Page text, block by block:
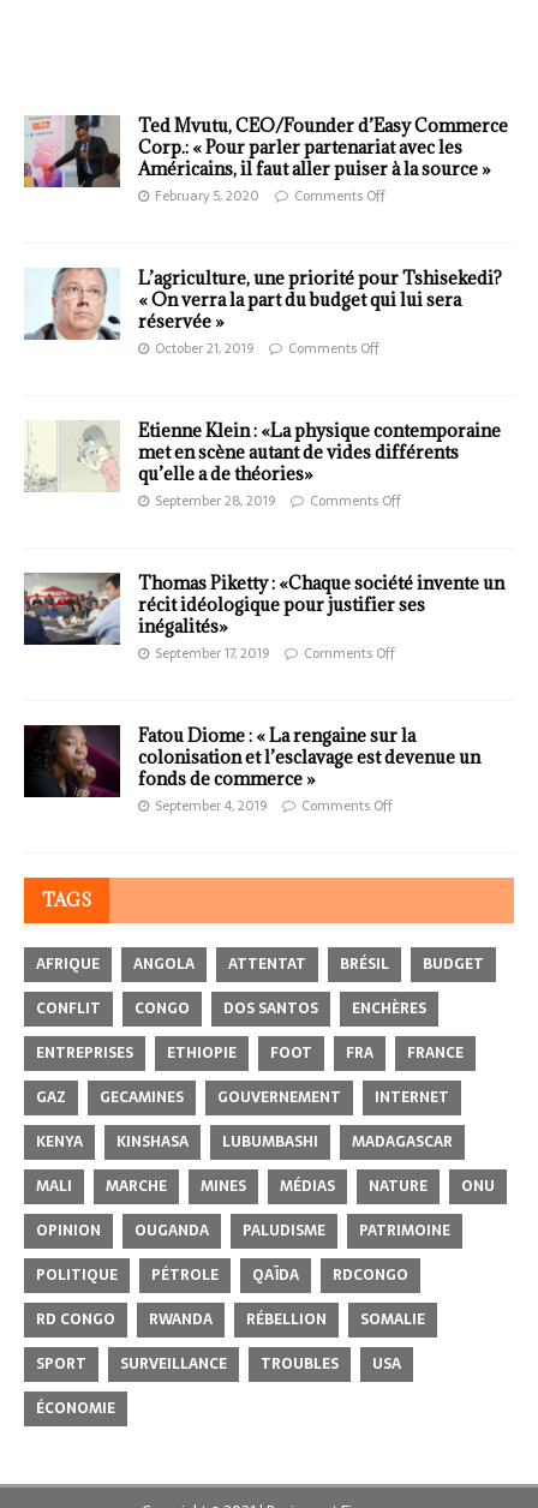
Ted Mvutu, CEO/Founder d’Easy Commerce
Corp.: « Pour parler partenariat avec les
Américains, il faut aller puiser à la source »
February 5, 2020 Comments Off
L’agriculture, une priorité pour Tshisekedi?
« On verra la part du budget qui lui sera
réservée »
October 21, 2019 Comments Off
Etienne Klein : «La physique contemporaine
met en scène autant de vides différents
qu’elle a de théories»
September 28, 2019 Comments Off
Thomas Piketty : «Chaque société invente un
récit idéologique pour justifier ses
inégalités»
September 17, 2019 Comments Off
Fatou Diome : « La rengaine sur la
colonisation et l’esclavage est devenue un
fonds de commerce »
September 4, 2019 Comments Off
TAGS
AFRIQUE ANGOLA ATTENTAT BRÉSIL
BUDGET
CONFLIT
CONGO DOS SANTOS
ENCHÈRES
ENTREPRISES
ETHIOPIE FOOT FRA
FRANCE
GAZ
GECAMINES GOUVERNEMENT
INTERNET
KENYA
KINSHASA LUBUMBASHI
MADAGASCAR
MALI
MARCHE MINES MÉDIAS NATURE
ONU
OPINION
OUGANDA PALUDISME
PATRIMOINE
POLITIQUE
PÉTROLE QAÏDA
RDCONGO
RD CONGO
RWANDA RÉBELLION
SOMALIE
SPORT
SURVEILLANCE TROUBLES
USA
ÉCONOMIE